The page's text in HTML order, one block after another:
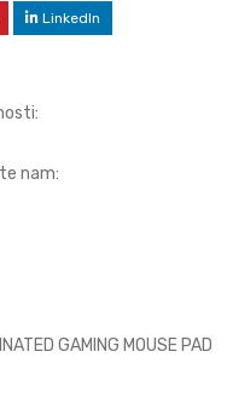
LinkedIn
nam:
GAMING MOUSE PAD